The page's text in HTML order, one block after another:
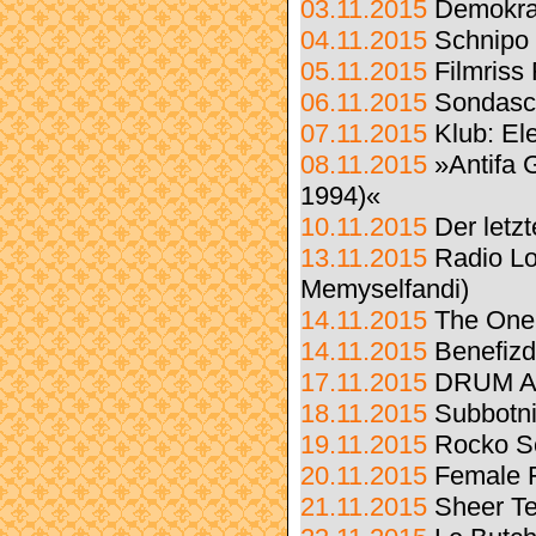
03.11.2015
04.11.2015
05.11.2015 Filmriss
06.11.2015
07.11.2015 Klub:
08.11.2015 »Antifa
1994)«
10.11.2015 Der
13.11.2015 Radio
Memyselfandi)
14.11.2015 The
14.11.2015
17.11.2015 DRUM
18.11.2015
19.11.2015 Rocko
20.11.2015 Female
21.11.2015 Sheer